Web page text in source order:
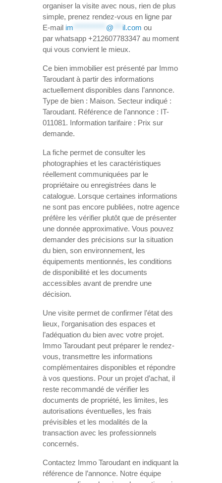
organiser la visite avec nous, rien de plus
simple, prenez rendez-vous en ligne par
E-mail im @ il.com ou
par whatsapp +212607783347 au moment
qui vous convient le mieux.
Ce bien immobilier est présenté par Immo
Taroudant à partir des informations
actuellement disponibles dans l’annonce.
Type de bien : Maison. Secteur indiqué :
Taroudant. Référence de l’annonce : IT-
011081. Information tarifaire : Prix sur
demande.
La fiche permet de consulter les
photographies et les caractéristiques
réellement communiquées par le
propriétaire ou enregistrées dans le
catalogue. Lorsque certaines informations
ne sont pas encore publiées, notre agence
préfère les vérifier plutôt que de présenter
une donnée approximative. Vous pouvez
demander des précisions sur la situation
du bien, son environnement, les
équipements mentionnés, les conditions
de disponibilité et les documents
accessibles avant de prendre une
décision.
Une visite permet de confirmer l’état des
lieux, l’organisation des espaces et
l’adéquation du bien avec votre projet.
Immo Taroudant peut préparer le rendez-
vous, transmettre les informations
complémentaires disponibles et répondre
à vos questions. Pour un projet d’achat, il
reste recommandé de vérifier les
documents de propriété, les limites, les
autorisations éventuelles, les frais
prévisibles et les modalités de la
transaction avec les professionnels
concernés.
Contactez Immo Taroudant en indiquant la
référence de l’annonce. Notre équipe